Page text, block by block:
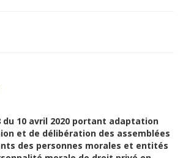
du 10 avril 2020 portant adaptation
et de délibération des assemblées
des personnes morales et entités